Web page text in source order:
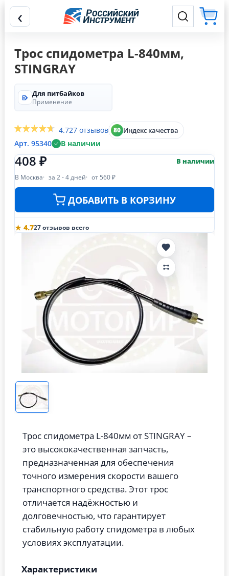
‹
Трос спидометра L-840мм,
STINGRAY
Для питбайков
Применение
4.727 отзывов 80 Индекс качества
Арт. 95340 В наличии
408 ₽ В наличии
В Москва за 2 - 4 дней от 560 ₽
ДОБАВИТЬ В КОРЗИНУ
★ 4.727 отзывов всего
Трос спидометра L-840мм от STINGRAY –
это высококачественная запчасть,
предназначенная для обеспечения
точного измерения скорости вашего
транспортного средства. Этот трос
отличается надёжностью и
долговечностью, что гарантирует
стабильную работу спидометра в любых
условиях эксплуатации.
Характеристики